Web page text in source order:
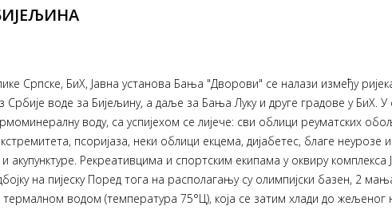
Српске, БиХ, Јавна установа Бања "Дворови" се налази између
Србије воде за Бијељину, а даље за Бања Луку и друге градове у
воду, са успијехом се лијече: сви облици реуматских
псоријаза, неки облици екцема, дијабетес, благе
акупунктуре. Рекреативцима и спортским екипама у оквиру
на пијеску Поред тога на располагању су олимпијски базен, 2
водом (температура 75°Ц), која се затим хлади до жељеног